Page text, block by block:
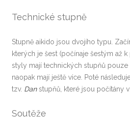
Technické stupně
Stupně aikido jsou dvojího typu.
kterých je šest (počínaje šestým až k
styly mají technických stupňů pouze
naopak mají ještě více. Poté
tzv. Danstupňů, které jsou počítány
Soutěže